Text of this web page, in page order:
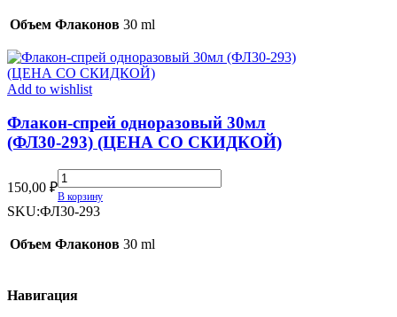
448)
Объем Флаконов 30 ml
Add to wishlist
Флакон-спрей одноразовый 30мл
(ФЛ30-293) (ЦЕНА СО СКИДКОЙ)
150,00 ₽
Флакон-
спрей
одноразовый
(ФЛ30-
СКИДКОЙ)
В корзину
SKU:ФЛ30-293
Объем Флаконов 30 ml
Навигация